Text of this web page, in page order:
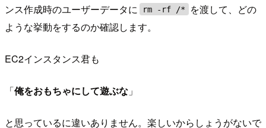
ンス作成時のユーザーデータに
rm -rf /*
を渡して、どの
ような挙動をするのか確認します。
EC2インスタンス君も
「俺をおもちゃにして遊ぶな 」
と思っているに違いありません。楽しいからしょうがないで